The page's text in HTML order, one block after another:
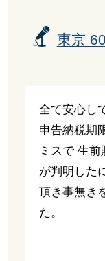
東京
全て安心し
申告納税期
ミスで 生
が判明した
頂き事無き
た。